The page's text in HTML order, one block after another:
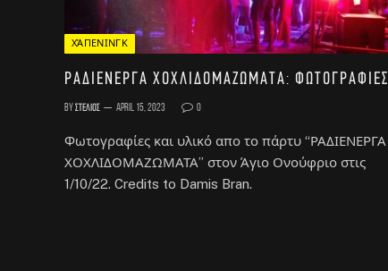
ΧΆΠΕΝΙΝΓΚ
ΡΑΔΙΕΝΕΡΓΑ ΧΟΧΛΙΔΟΜΑΖΩΜΑΤΑ: Φωτογραφίες
ByΣτέλιος April 15, 2023 0
Φωτογραφίες και υλικό απο το πάρτυ “ΡΑΔΙΕΝΕΡΓΑ
ΧΟΧΛΙΔΟΜΑΖΩΜΑΤΑ” στον Άγιο Ονούφριο στις
1/10/22. Credits to Damis Bran.